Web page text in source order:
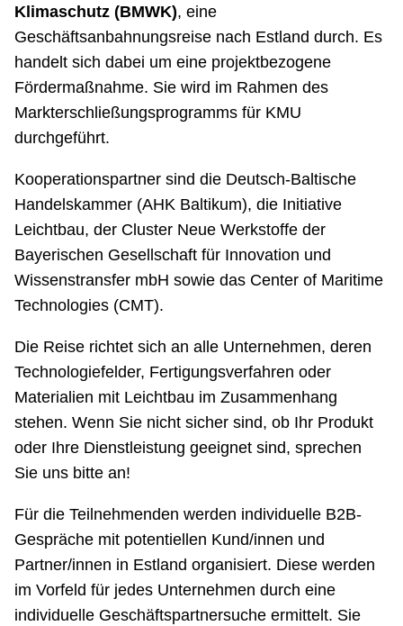
Klimaschutz (BMWK), eine
Geschäftsanbahnungsreise nach Estland durch. Es
handelt sich dabei um eine projektbezogene
Fördermaßnahme. Sie wird im Rahmen des
Markterschließungsprogramms für KMU
durchgeführt.
Kooperationspartner sind die Deutsch-Baltische
Handelskammer (AHK Baltikum), die Initiative
Leichtbau, der Cluster Neue Werkstoffe der
Bayerischen Gesellschaft für Innovation und
Wissenstransfer mbH sowie das Center of Maritime
Technologies (CMT).
Die Reise richtet sich an alle Unternehmen, deren
Technologiefelder, Fertigungsverfahren oder
Materialien mit Leichtbau im Zusammenhang
stehen. Wenn Sie nicht sicher sind, ob Ihr Produkt
oder Ihre Dienstleistung geeignet sind, sprechen
Sie uns bitte an!
Für die Teilnehmenden werden individuelle B2B-
Gespräche mit potentiellen Kund/innen und
Partner/innen in Estland organisiert. Diese werden
im Vorfeld für jedes Unternehmen durch eine
individuelle Geschäftspartnersuche ermittelt. Sie